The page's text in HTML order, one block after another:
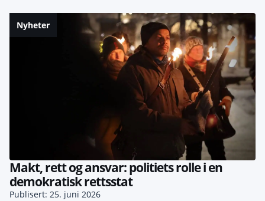
Nyheter
Makt, rett og ansvar: politiets rolle i en
demokratisk rettsstat
Publisert: 25. juni 2026